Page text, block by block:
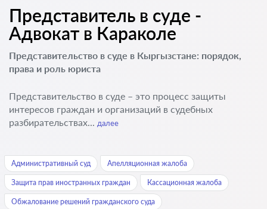
Представитель в суде -
Адвокат в Караколе
Представительство в суде в Кыргызстане: порядок,
права и роль юриста
Представительство в суде – это процесс защиты
интересов граждан и организаций в судебных
разбирательствах... далее
Административный суд Апелляционная жалоба
Защита прав иностранных граждан Кассационная жалоба
Обжалование решений гражданского суда